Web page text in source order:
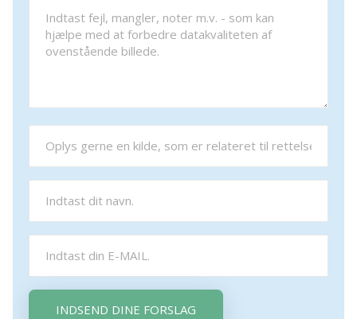
INDSEND DINE FORSLAG